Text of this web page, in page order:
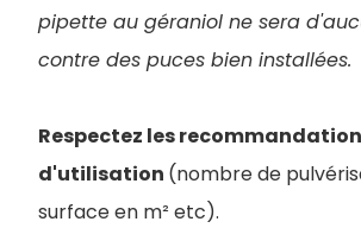
pipette au géraniol ne sera
contre des puces bien installées.
Respectez les
d'utilisation (nombre de
surface en m² etc).